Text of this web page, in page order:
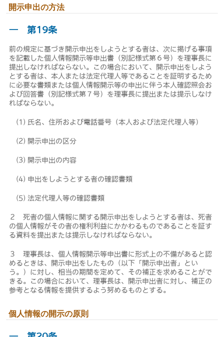
開示申出の方法
― 第19条
前の規定に基づき開示申出をしようとする者は、次に掲げる事項
を記載した個人情報開示等申出書（別記様式第６号）を理事長に
提出しなければならない。この場合において、開示申出をしよう
とする者は、本人または法定代理人等であることを証明するため
に必要な書類または個人情報開示等の申出に伴う本人確認照会お
よび回答書（別記様式第７号）を理事長に提出または提示しなけ
ればならない。
(1) 氏名、住所および電話番号（本人および法定代理人等）
(2) 開示申出の区分
(3) 開示申出の内容
(4) 申出をしようとする者の確認書類
(5) 法定代理人等の確認書類
２ 死者の個人情報に関する開示申出をしようとする者は、死者
の個人情報がその者の権利利益にかかわるものであることを証す
る資料を提出または提示しなければならない。
３ 理事長は、個人情報開示等申出書に形式上の不備があると認
めるときは、開示申出をしたもの（以下「開示申出者」とい
う。）に対し、相当の期間を定めて、その補正を求めることがで
きる。この場合において、理事長は、開示申出者に対し、補正の
参考となる情報を提供するよう努めるものとする。
個人情報の開示の原則